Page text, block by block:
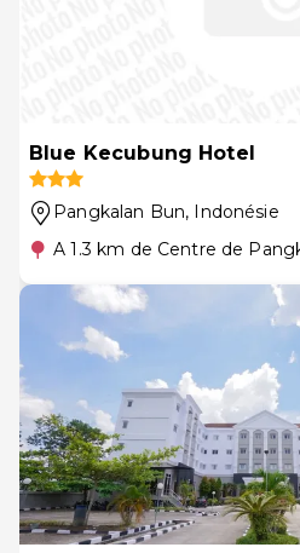
Blue Kecubung Hotel
Pangkalan Bun, Indonésie
A 1.3 km de Centre de